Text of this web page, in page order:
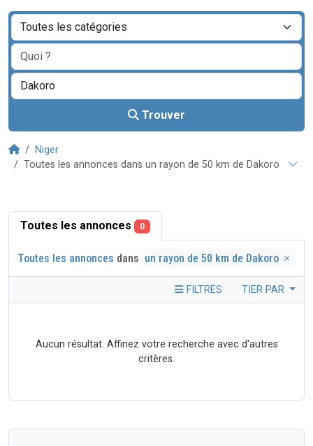
Trouver
Niger
Toutes les annonces dans un rayon de 50 km de Dakoro
Toutes les annonces 0
Toutes les annonces dans un rayon de 50 km de Dakoro
FILTRES TIER PAR
Aucun résultat. Affinez votre recherche avec d'autres
critères.